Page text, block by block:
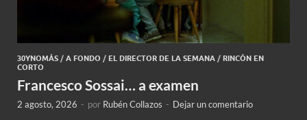
30YNOMÁS / A FONDO / EL DIRECTOR DE LA SEMANA / RINCÓN EN
CORTO
Francesco Sossai… a examen
2 agosto, 2026 - por Rubén Collazos - Dejar un comentario